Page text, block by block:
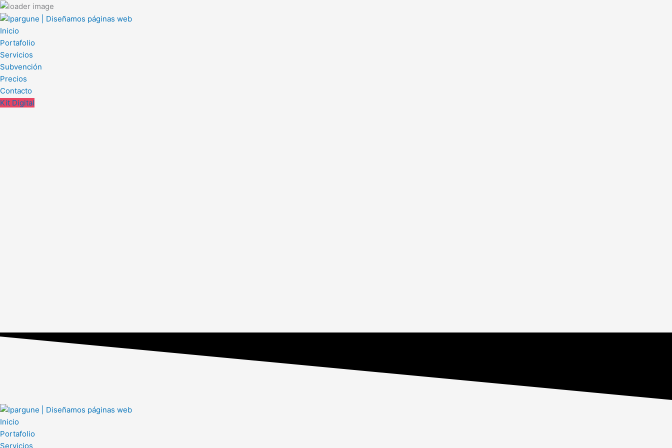
Ir
al
contenido
Inicio
Portafolio
Servicios
Subvención
Precios
Contacto
Kit Digital
Inicio
Portafolio
Servicios